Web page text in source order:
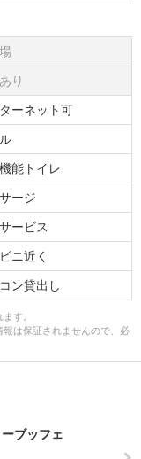
り
ーネット可
能トイレ
ージ
ービス
ニ近く
ン貸出し
す。
は保証されませんので、必
ブッフェ